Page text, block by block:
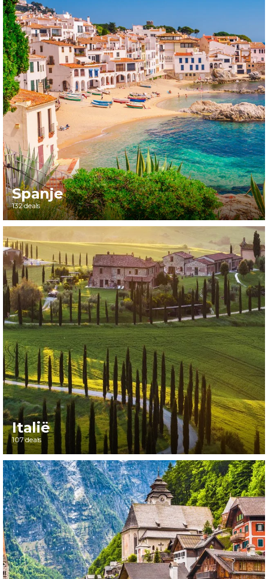
Spanje
132 deals
Italië
107 deals